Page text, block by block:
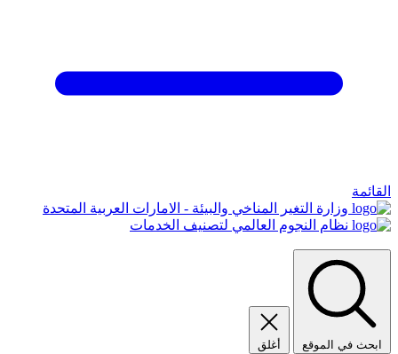
القائمة
وزارة التغير المناخي والبيئة - الامارات العربية المتحدة
نظام النجوم العالمي لتصنيف الخدمات
ابحث في الموقع أغلق